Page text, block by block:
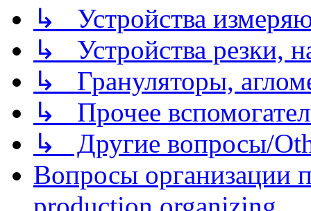
↳ Устройства
↳ Устройства резки,
↳ Грануляторы,
↳ Прочее
↳ Другие вопросы/
Вопросы организации